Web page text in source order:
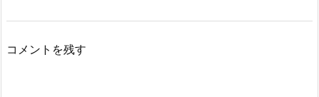
コメントを残す